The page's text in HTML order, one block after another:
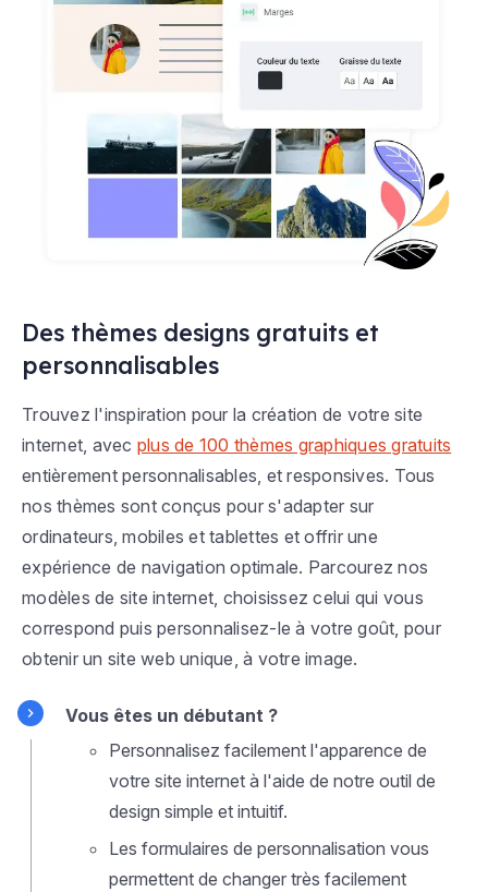
Des thèmes designs gratuits et
personnalisables
Trouvez l'inspiration pour la création de votre site
internet, avec plus de 100 thèmes graphiques gratuits
entièrement personnalisables, et responsives. Tous
nos thèmes sont conçus pour s'adapter sur
ordinateurs, mobiles et tablettes et offrir une
expérience de navigation optimale. Parcourez nos
modèles de site internet, choisissez celui qui vous
correspond puis personnalisez-le à votre goût, pour
obtenir un site web unique, à votre image.
Vous êtes un débutant ?
Personnalisez facilement l'apparence de
votre site internet à l'aide de notre outil de
design simple et intuitif.
Les formulaires de personnalisation vous
permettent de changer très facilement